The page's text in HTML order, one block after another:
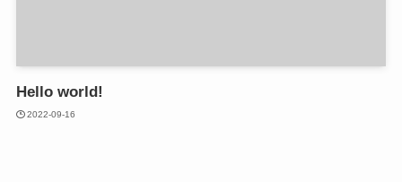
Hello world!
2022-09-16